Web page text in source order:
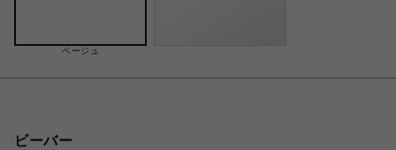
ベージュ
ビーバー